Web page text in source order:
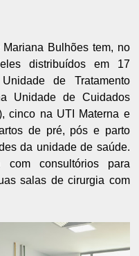
Bulhões tem, no
distribuídos em 17
de Tratamento
Unidade de Cuidados
cinco na UTI Materna e
de pré, pós e parto
da unidade de saúde.
com consultórios para
salas de cirurgia com